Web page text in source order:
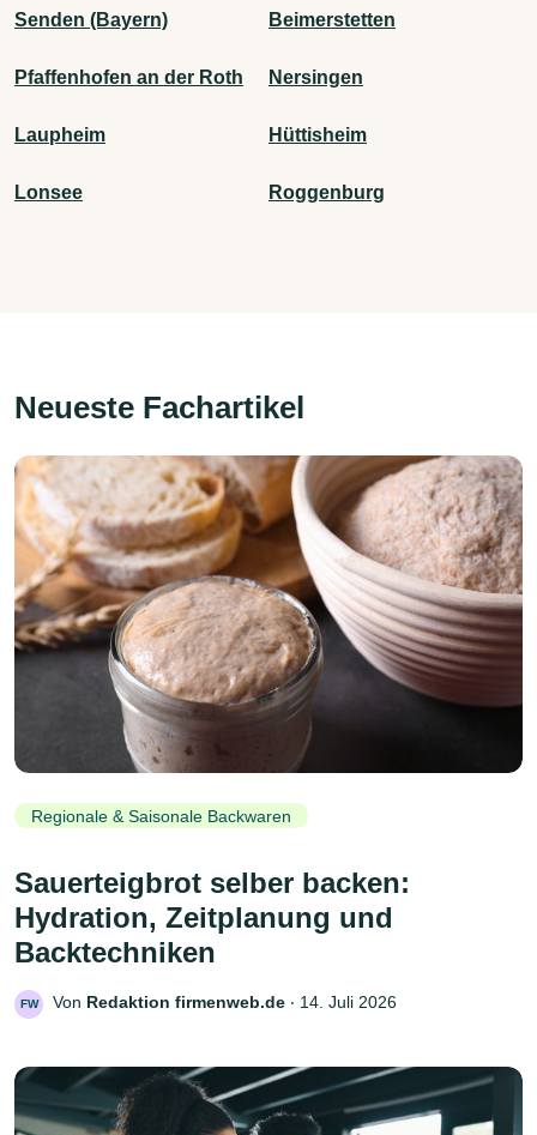
Senden (Bayern) Beimerstetten
Pfaffenhofen an der Roth Nersingen
Laupheim Hüttisheim
Lonsee Roggenburg
Neueste Fachartikel
Regionale & Saisonale Backwaren
Sauerteigbrot selber backen:
Hydration, Zeitplanung und
Backtechniken
FW Von Redaktion firmenweb.de ‧ 14. Juli 2026